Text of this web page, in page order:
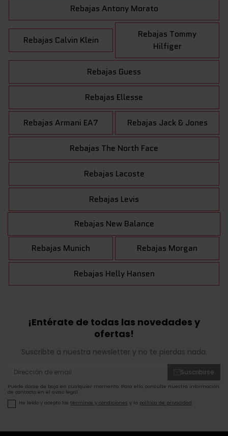
Rebajas Antony Morato
Rebajas Calvin Klein
Rebajas Tommy
Hilfiger
Rebajas Guess
Rebajas Ellesse
Rebajas Armani EA7 Rebajas Jack & Jones
Rebajas The North Face
Rebajas Lacoste
Rebajas Levis
Rebajas New Balance
Rebajas Munich Rebajas Morgan
Rebajas Helly Hansen
¡Entérate de todas las novedades y
ofertas!
Suscribte a nuestra newsletter y no te pierdas nada.
Suscribirse
Puede darse de baja en cualquier momento. Para ello, consulte nuestra información
de contacto en el aviso legal.
He leído y acepto los términos y condiciones y la política de privacidad